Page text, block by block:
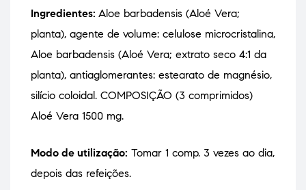
Ingredientes: Aloe barbadensis (Aloé Vera;
planta), agente de volume: celulose microcristalina,
Aloe barbadensis (Aloé Vera; extrato seco 4:1 da
planta), antiaglomerantes: estearato de magnésio,
silício coloidal. COMPOSIÇÃO (3 comprimidos)
Aloé Vera 1500 mg.
Modo de utilização: Tomar 1 comp. 3 vezes ao dia,
depois das refeições.